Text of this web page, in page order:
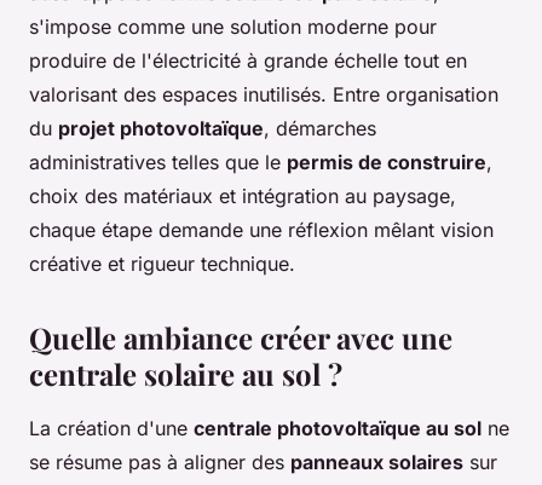
s'impose comme une solution moderne pour
produire de l'électricité à grande échelle tout en
valorisant des espaces inutilisés. Entre organisation
du projet photovoltaïque, démarches
administratives telles que le permis de construire,
choix des matériaux et intégration au paysage,
chaque étape demande une réflexion mêlant vision
créative et rigueur technique.
Quelle ambiance créer avec une
centrale solaire au sol ?
La création d'une centrale photovoltaïque au sol ne
se résume pas à aligner des panneaux solaires sur